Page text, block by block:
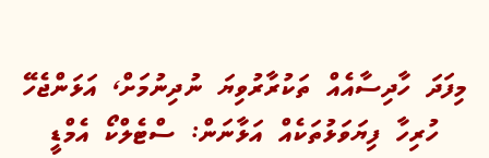
މިފަދަ ހާދިސާއެއް ތަކުރާރުވިޔަ ނުދިނުމަށް، އަޅަންޖެހޭ
ހުރިހާ ފިޔަވަޅުތަކެއް އަޅާނަން: ސްޓެލްކޯ އެމްޑީ